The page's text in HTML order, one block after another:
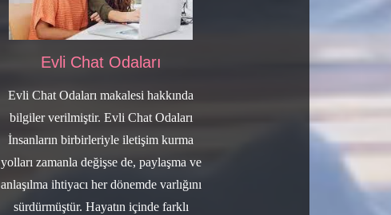
Evli Chat Odaları
Evli Chat Odaları makalesi hakkında
bilgiler verilmiştir. Evli Chat Odaları
İnsanların birbirleriyle iletişim kurma
yolları zamanla değişse de, paylaşma ve
anlaşılma ihtiyacı her dönemde varlığını
sürdürmüştür. Hayatın içinde farklı